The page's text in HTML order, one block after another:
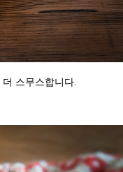
더 스무스합니다.